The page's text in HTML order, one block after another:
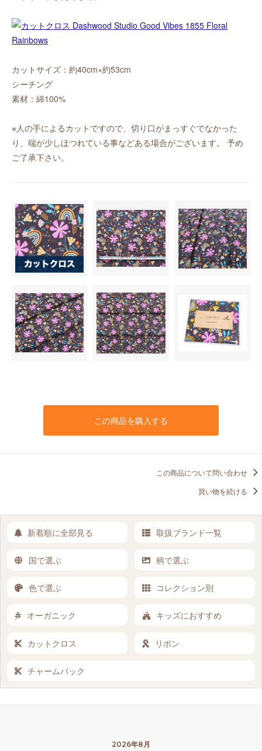
カットサイズ：約40cm×約53cm
シーチング
素材：綿100%
※人の手によるカットですので、切り口がまっすぐでなかった
り、端が少しほつれている事などある場合がございます。 予め
ご了承下さい。
この商品を購入する
この商品について問い合わせ
買い物を続ける
新着順に全部見る 取扱ブランド一覧
国で選ぶ 柄で選ぶ
色で選ぶ コレクション別
オーガニック キッズにおすすめ
カットクロス リボン
チャームパック
2026年8月